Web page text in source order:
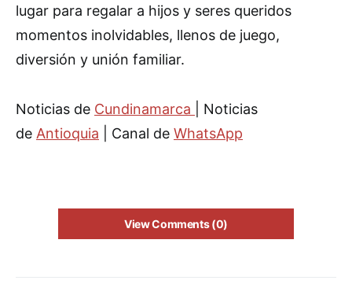
lugar para regalar a hijos y seres queridos
momentos inolvidables, llenos de juego,
diversión y unión familiar.
Noticias de Cundinamarca
| Noticias
de Antioquia | Canal de WhatsApp
View Comments (0)